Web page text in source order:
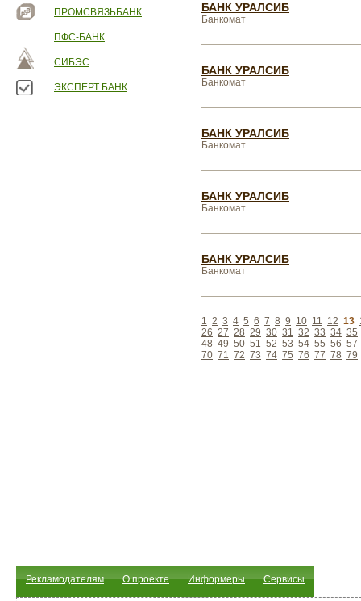
ПРОМСВЯЗЬБАНК
ПФС-БАНК
СИБЭС
ЭКСПЕРТ БАНК
БАНК УРАЛСИБ
Банкомат
БАНК УРАЛСИБ
Банкомат
БАНК УРАЛСИБ
Банкомат
БАНК УРАЛСИБ
Банкомат
БАНК УРАЛСИБ
Банкомат
1 2 3 4 5 6 7 8 9 10 11 12 13
26 27 28 29 30 31 32 33 34 35
48 49 50 51 52 53 54 55 56 57
70 71 72 73 74 75 76 77 78 79
Рекламодателям О проекте Информеры Сервисы